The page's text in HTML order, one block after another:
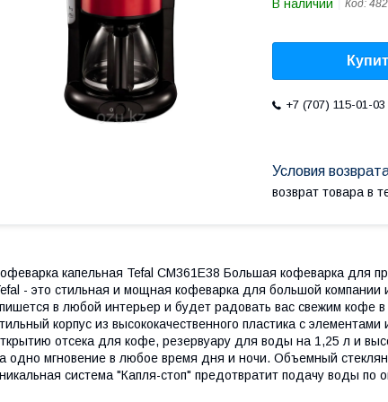
В наличии Код:
+7 (707) 115-01-03
возврат товара в
капельная Tefal CM361E38 Большая кофеварка для
- это стильная и мощная кофеварка для большой компании
в любой интерьер и будет радовать вас свежим кофе
корпус из высококачественного пластика с
отсека для кофе, резервуару для воды на 1,25 л и
одно мгновение в любое время дня и ночи. Объемный
система "Капля-стоп" предотвратит подачу воды по